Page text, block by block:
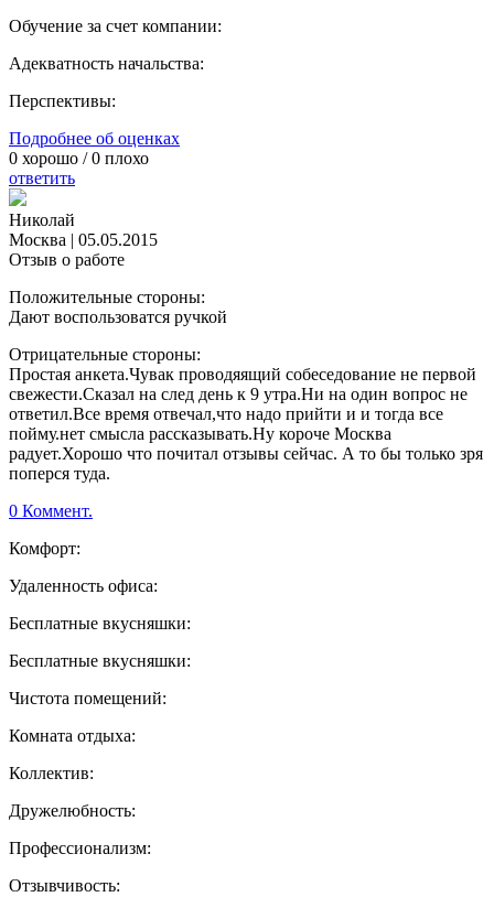
Обучение за счет компании:
Адекватность начальства:
Перспективы:
Подробнее об оценках
0 хорошо /0 плохо
ответить
Николай
Москва | 05.05.2015
Отзыв о работе
Положительные стороны:
Дают воспользоватся ручкой
Отрицательные стороны:
Простая анкета.Чувак проводяящий собеседование не первой
свежести.Сказал на след день к 9 утра.Ни на один вопрос не
ответил.Все время отвечал,что надо прийти и и тогда все
пойму.нет смысла рассказывать.Ну короче Москва
радует.Хорошо что почитал отзывы сейчас. А то бы только зря
поперся туда.
0 Коммент.
Комфорт:
Удаленность офиса:
Бесплатные вкусняшки:
Бесплатные вкусняшки:
Чистота помещений:
Комната отдыха:
Коллектив:
Дружелюбность:
Профессионализм:
Отзывчивость: